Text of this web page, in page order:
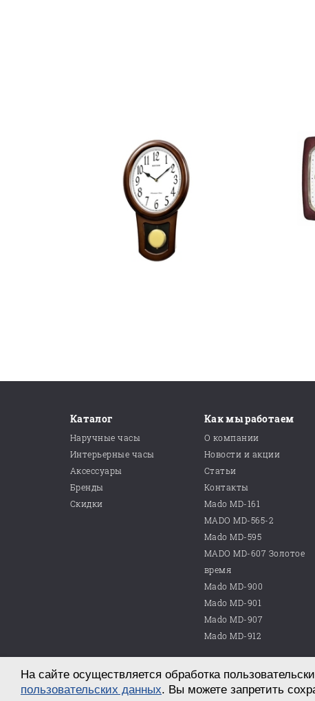
Каталог
Наручные часы
Интерьерные часы
Аксессуары
Бренды
Скидки
Как мы работаем
О компании
Новости и акции
Статьи
Контакты
Mado MD-161
MADO MD-565-2
Mado MD-595
MADO MD-607 Золотое
время
Mado MD-900
Mado MD-901
Mado MD-907
Mado MD-912
© 2026 ООО «Магазин часов №10»
г. Саратов, пр. им. Петра Столыпина, д. 25
На сайте осуществляется обработка
пользовательских данных. Вы можете запретить